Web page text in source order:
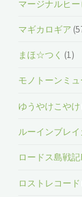
マージナルヒ
マギカロギア
まほ☆つく (1)
モノトーンミ
ゆうやけこやけ
ルーインブレ
ロードス島戦記
ロストレコード